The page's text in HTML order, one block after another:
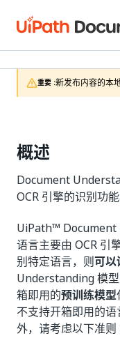
重要 :新发布内容的本
概述
Document
OCR 引擎的识别功
UiPath™
语言主要由 OCR 引
别特定语言，则可以
Understanding 模
箱即用的预训练模型
不支持开箱即用的
外，请考虑以下准则